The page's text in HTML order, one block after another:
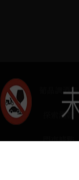
葡晶調酒室
探索酒款
門市據點